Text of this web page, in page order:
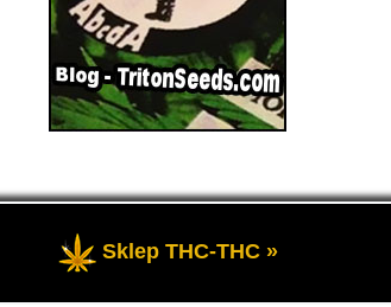
- Przedstawia portal-blog o Marihuanie,
Sklep THC-THC »